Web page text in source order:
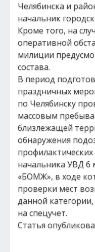
Челябинска и
начальник
Кроме того, на
оперативной
милиции
состава.
В период
праздничных
по Челябинску
массовым
близлежащей
обнаружения
начальника УВД 6
«БОМЖ», в ходе
проверки мест
данной
на спецучет.
Статья